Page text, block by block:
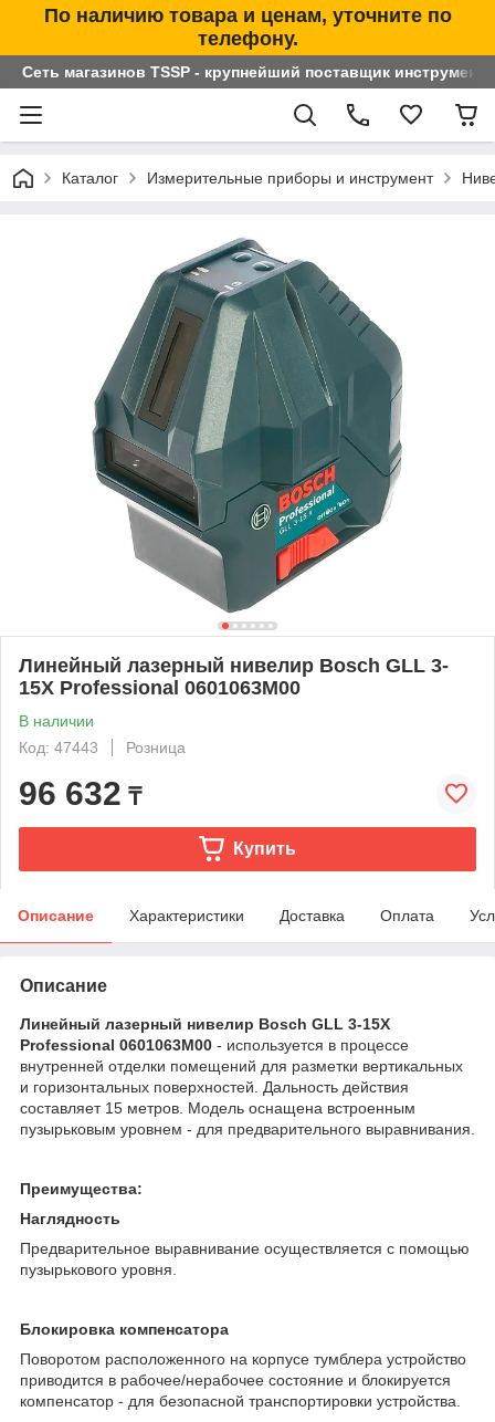
По наличию товара и ценам, уточните по
телефону.
Сеть магазинов TSSP - крупнейший поставщик
Каталог Измерительные приборы и инструмент
Линейный лазерный нивелир Bosch GLL 3-
15X Professional 0601063M00
В наличии
Код: 47443
Розница
96 632 ₸
Купить
Описание Характеристики Доставка Оплата
Описание
Линейный лазерный нивелир Bosch GLL 3-15X
Professional 0601063M00 - используется в процессе
внутренней отделки помещений для разметки вертикальных
и горизонтальных поверхностей. Дальность действия
составляет 15 метров. Модель оснащена встроенным
пузырьковым уровнем - для предварительного выравнивания.
Преимущества:
Наглядность
Предварительное выравнивание осуществляется с помощью
пузырькового уровня.
Блокировка компенсатора
Поворотом расположенного на корпусе тумблера устройство
приводится в рабочее/нерабочее состояние и блокируется
компенсатор - для безопасной транспортировки устройства.